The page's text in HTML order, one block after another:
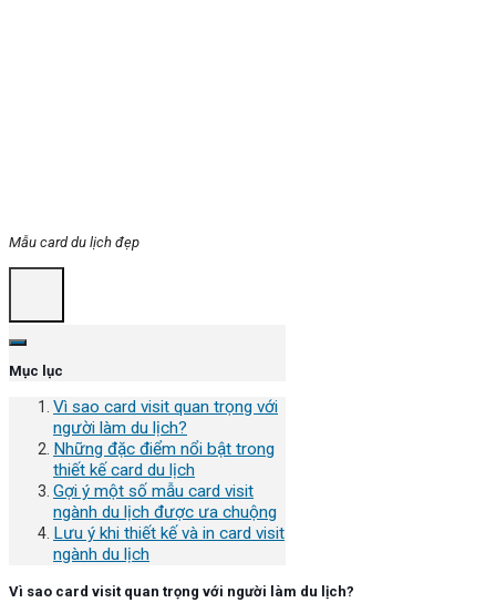
Mẫu card du lịch đẹp
Mục lục
Vì sao card visit quan trọng với
người làm du lịch?
Những đặc điểm nổi bật trong
thiết kế card du lịch
Gợi ý một số mẫu card visit
ngành du lịch được ưa chuộng
Lưu ý khi thiết kế và in card visit
ngành du lịch
Vì sao card visit quan trọng với người làm du lịch?